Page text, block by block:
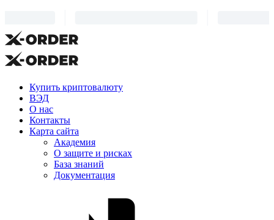
Купить криптовалюту
ВЭД
О нас
Контакты
Карта сайта
Академия
О защите и рисках
База знаний
Документация